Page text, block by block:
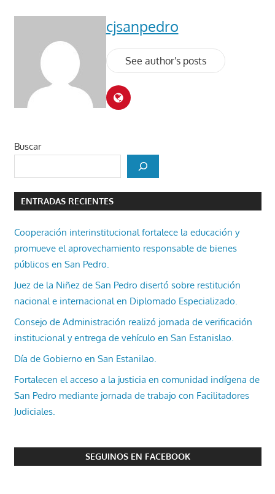
cjsanpedro
See author's posts
Buscar
ENTRADAS RECIENTES
Cooperación interinstitucional fortalece la educación y
promueve el aprovechamiento responsable de bienes
públicos en San Pedro.
Juez de la Niñez de San Pedro disertó sobre restitución
nacional e internacional en Diplomado Especializado.
Consejo de Administración realizó jornada de verificación
institucional y entrega de vehículo en San Estanislao.
Día de Gobierno en San Estanilao.
Fortalecen el acceso a la justicia en comunidad indígena de
San Pedro mediante jornada de trabajo con Facilitadores
Judiciales.
SEGUINOS EN FACEBOOK